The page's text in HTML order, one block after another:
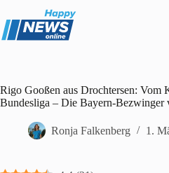
Inhalt
springen
Rigo Gooßen aus Drochtersen: Vom
Bundesliga – Die Bayern-Bezwinger
Ronja Falkenberg 1.